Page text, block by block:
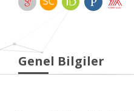
Genel Bilgiler